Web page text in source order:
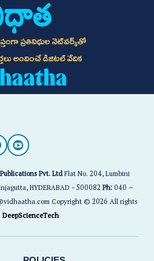
ప్రతినిధుల నెట్‌వర్క్‌తో
అందించే డిజిటల్ వేదిక
Pvt. LtdFlat No. 204, Lumbini
HYDERABAD - 500082Ph:040 –
Copyright © 2026 All rights
DeepScienceTech